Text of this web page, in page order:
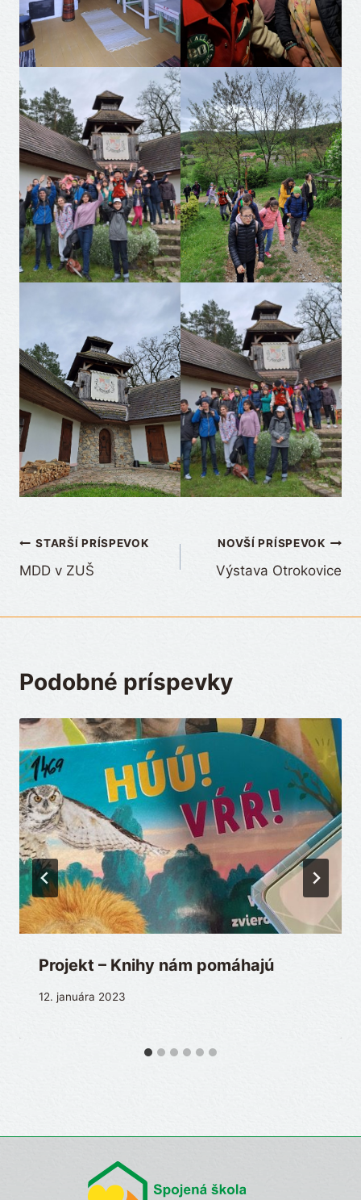
Navigácia
v
článku
STARŠÍ PRÍSPEVOK
MDD v ZUŠ
NOVŠÍ PRÍSPEVOK
Výstava Otrokovice
Podobné príspevky
Projekt – Knihy nám pomáhajú
12. januára 2023